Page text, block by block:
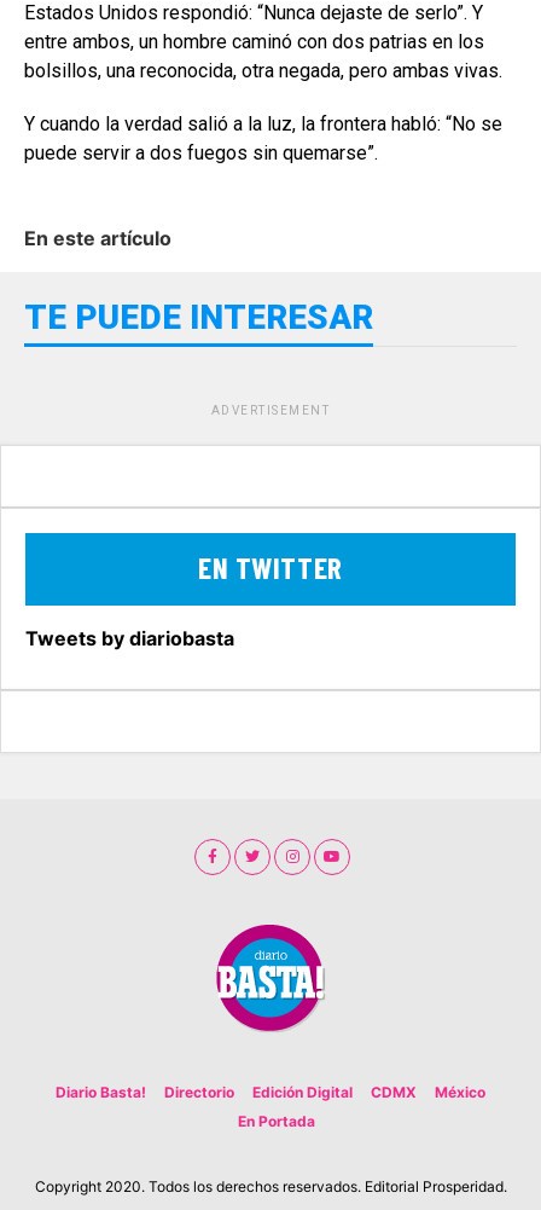
Estados Unidos respondió: “Nunca dejaste de serlo”. Y
entre ambos, un hombre caminó con dos patrias en los
bolsillos, una reconocida, otra negada, pero ambas vivas.
Y cuando la verdad salió a la luz, la frontera habló: “No se
puede servir a dos fuegos sin quemarse”.
En este artículo
TE PUEDE INTERESAR
ADVERTISEMENT
EN TWITTER
Tweets by diariobasta
Diario Basta! Directorio Edición Digital CDMX
México
En Portada
Copyright 2020. Todos los derechos reservados. Editorial Prosperidad.